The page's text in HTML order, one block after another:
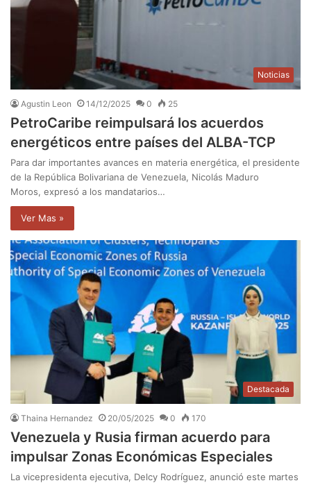
Noticias
Agustin Leon 14/12/2025 0 25
PetroCaribe reimpulsará los acuerdos
energéticos entre países del ALBA-TCP
Para dar importantes avances en materia energética, el presidente
de la República Bolivariana de Venezuela, Nicolás Maduro
Moros, expresó a los mandatarios…
Ver Mas »
Destacada
Thaina Hernandez 20/05/2025 0 170
Venezuela y Rusia firman acuerdo para
impulsar Zonas Económicas Especiales
La vicepresidenta ejecutiva, Delcy Rodríguez, anunció este martes